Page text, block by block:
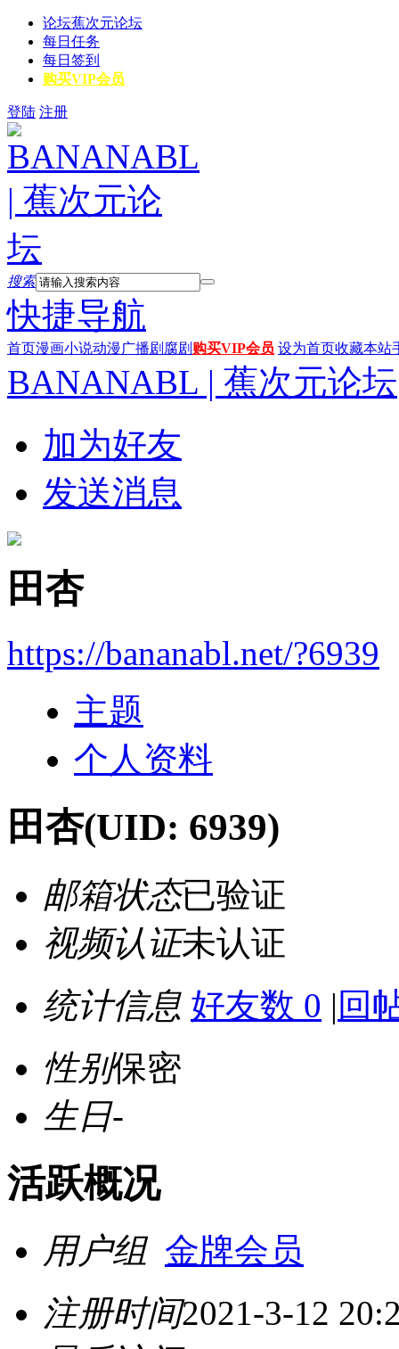
论坛蕉次元论坛
每日任务
每日签到
购买VIP会员
登陆 注册
搜索
快捷导航
首页漫画小说动漫广播剧 腐剧 购买VIP会员 设为首页收藏本站
BANANABL | 蕉次元论坛
加为好友
发送消息
田杏
https://bananabl.net/?6939
主题
个人资料
田杏(UID: 6939)
邮箱状态已验证
视频认证未认证
统计信息 好友数 0 | 回
性别保密
生日-
活跃概况
用户组 金牌会员
注册时间2021-3-12